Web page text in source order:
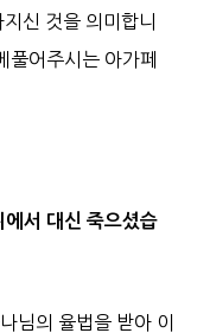
신 것을 의미합니
풀어주시는 아가페
에서 대신 죽으셨습
님의 율법을 받아 이